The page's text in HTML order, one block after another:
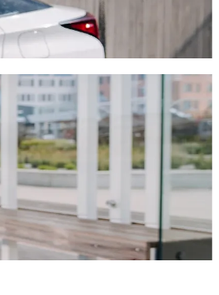
13 min et coûtera environ 13,90 €